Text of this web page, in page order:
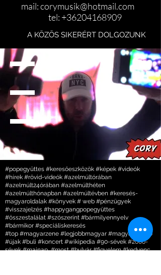
mail:corymusik@hotmail.com
tel: +36204168909
A KÖZÖS SIKERÉRT DOLGOZUNK
#popegyüttes #keresőeszközök #képek #videók
#hírek #rövid-videók #azelmúltórában
#azelmúlt24órában #azelmúlthéten
#azelmúlthónapban #azelmúltévben #keresés-
magyaroldalak #könyvek # web #pénzügyek
#visszajelzés #happygangpopegyüttes
#összestalálat #szószerint #bármilyennyelv
#bármikor #speciáliskeresés
#top #magyarzene #legjobbmagyar #magyar #retro
#újak #buli #koncert #wikipedia #90-sévek #2000-
sévek #mainap #most #bulvár #figyelem #kedvenc